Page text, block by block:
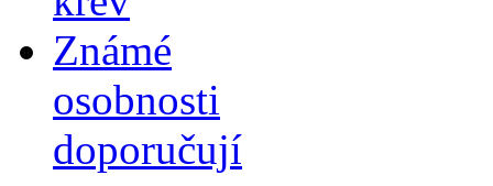
Známé
osobnosti
doporučují